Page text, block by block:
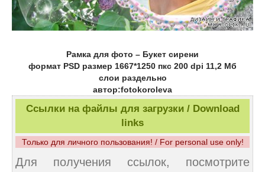
Рамка для фото – Букет сирени
формат PSD размер 1667*1250 пкс 200 dpi 11,2 Мб
слои раздельно
автор:fotokoroleva
Ссылки на файлы для загрузки / Download
links
Только для личного пользования! / For personal use only!
Для получения ссылок, посмотрите